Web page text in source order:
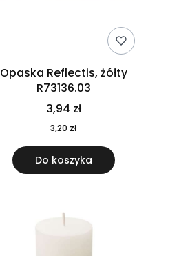
Opaska Reflectis, żółty
R73136.03
3,94 zł
3,20 zł
Do koszyka